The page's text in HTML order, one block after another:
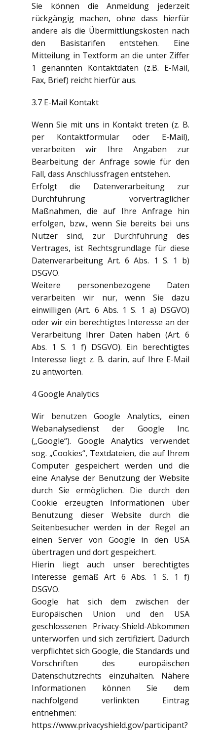
Sie können die Anmeldung jederzeit
rückgängig machen, ohne dass hierfür
andere als die Übermittlungskosten nach
den Basistarifen entstehen. Eine
Mitteilung in Textform an die unter Ziffer
1 genannten Kontaktdaten (z.B. E-Mail,
Fax, Brief) reicht hierfür aus.
3.7 E-Mail Kontakt
Wenn Sie mit uns in Kontakt treten (z. B.
per Kontaktformular oder E-Mail),
verarbeiten wir Ihre Angaben zur
Bearbeitung der Anfrage sowie für den
Fall, dass Anschlussfragen entstehen.
Erfolgt die Datenverarbeitung zur
Durchführung vorvertraglicher
Maßnahmen, die auf Ihre Anfrage hin
erfolgen, bzw., wenn Sie bereits bei uns
Nutzer sind, zur Durchführung des
Vertrages, ist Rechtsgrundlage für diese
Datenverarbeitung Art. 6 Abs. 1 S. 1 b)
DSGVO.
Weitere personenbezogene Daten
verarbeiten wir nur, wenn Sie dazu
einwilligen (Art. 6 Abs. 1 S. 1 a) DSGVO)
oder wir ein berechtigtes Interesse an der
Verarbeitung Ihrer Daten haben (Art. 6
Abs. 1 S. 1 f) DSGVO). Ein berechtigtes
Interesse liegt z. B. darin, auf Ihre E-Mail
zu antworten.
4 Google Analytics
Wir benutzen Google Analytics, einen
Webanalysedienst der Google Inc.
(„Google“). Google Analytics verwendet
sog. „Cookies“, Textdateien, die auf Ihrem
Computer gespeichert werden und die
eine Analyse der Benutzung der Website
durch Sie ermöglichen. Die durch den
Cookie erzeugten Informationen über
Benutzung dieser Website durch die
Seitenbesucher werden in der Regel an
einen Server von Google in den USA
übertragen und dort gespeichert.
Hierin liegt auch unser berechtigtes
Interesse gemäß Art 6 Abs. 1 S. 1 f)
DSGVO.
Google hat sich dem zwischen der
Europäischen Union und den USA
geschlossenen Privacy-Shield-Abkommen
unterworfen und sich zertifiziert. Dadurch
verpflichtet sich Google, die Standards und
Vorschriften des europäischen
Datenschutzrechts einzuhalten. Nähere
Informationen können Sie dem
nachfolgend verlinkten Eintrag
entnehmen:
https://www.privacyshield.gov/participant?